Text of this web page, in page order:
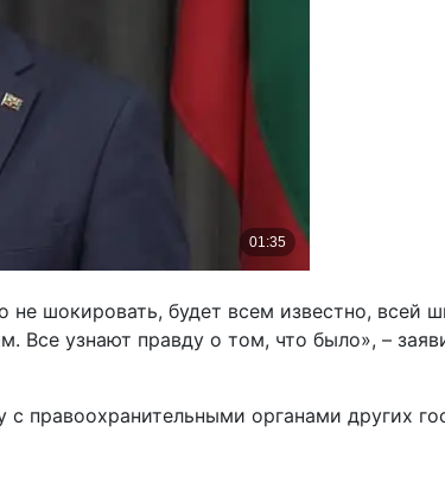
не шокировать, будет всем известно,
Все узнают правду о том, что было», –
правоохранительными органами других